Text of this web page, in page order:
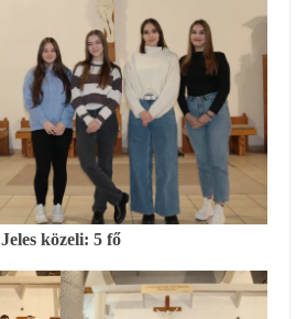
Jeles közeli: 5 fő